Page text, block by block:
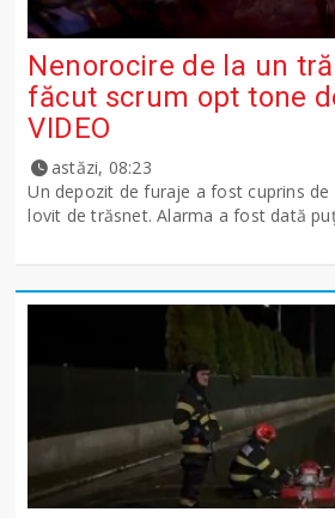
Nenorocire de la un
făcut scrum opt tone
VIDEO
astăzi, 08:23
Un depozit de furaje a fost cuprins
lovit de trăsnet. Alarma a fost dată